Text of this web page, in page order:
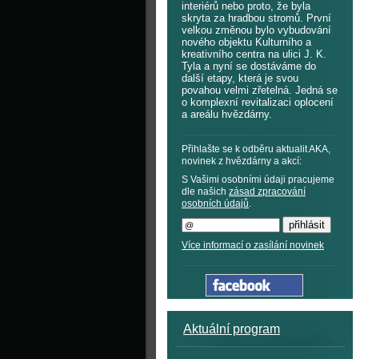
interiérů nebo proto, že byla
skryta za hradbou stromů. První
velkou změnou bylo vybudování
nového objektu Kulturního a
kreativního centra na ulici J. K.
Tyla a nyní se dostáváme do
další etapy, která je svou
povahou velmi zřetelná. Jedná se
o komplexní revitalizaci oplocení
a areálu hvězdárny.
Přihlašte se k odběru aktualit AKA,
novinek z hvězdárny a akcí:
S Vašimi osobními údaji pracujeme
dle našich zásad zpracování
osobních údajů.
Více informací o zasílání novinek
Aktuální program